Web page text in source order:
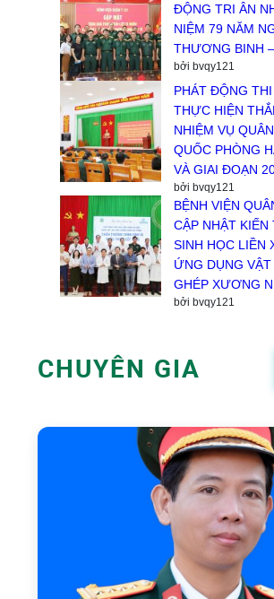
ĐỘNG TRI ÂN
NIỆM 79 NĂM
THƯƠNG BINH
bởi bvqy121
PHÁT ĐỘNG
THỰC HIỆN
NHIỆM VỤ
QUỐC PHÒNG
VÀ GIAI ĐOẠN
bởi bvqy121
BỆNH VIỆN
CẬP NHẬT KIẾN
SINH HỌC LIỀN
ỨNG DỤNG VẬT
GHÉP XƯƠNG
bởi bvqy121
CHUYÊN GIA